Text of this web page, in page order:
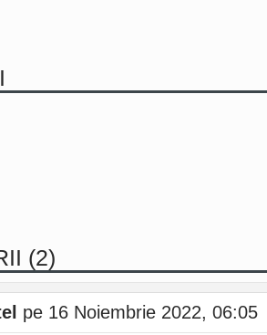
(2)
pe 16 Noiembrie 2022, 06:05